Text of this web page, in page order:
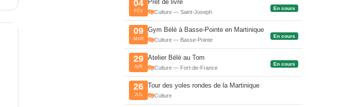
04
FÉV
Prêt de livre
Culture — Saint-Joseph
En cours
09
MAR
Gym Bèlè à Basse-Pointe en Martinique
Culture — Basse-Pointe
En cours
29
AVR
Atelier Bélè au Tom
Culture — Fort-de-France
En cours
26
JUL
Tour des yoles rondes de la Martinique
Culture